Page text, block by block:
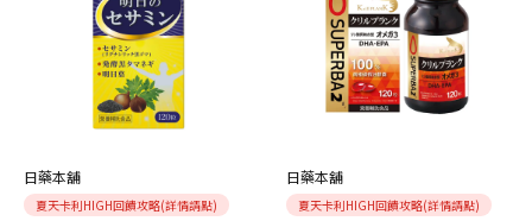
日藥本舖
夏天卡利HIGH回饋攻略(詳情請點)
日藥本舖
夏天卡利HIGH回饋攻略(詳情請點)